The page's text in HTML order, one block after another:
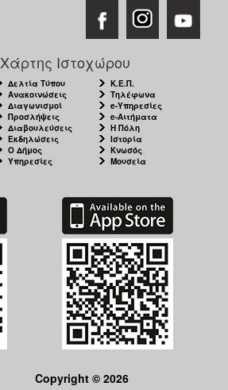
Χάρτης Ιστοχώρου
Δελτία Τύπου
Ανακοινώσεις
Διαγωνισμοί
Προσλήψεις
Διαβουλεύσεις
Εκδηλώσεις
Ο Δήμος
Υπηρεσίες
Κ.Ε.Π.
Τηλέφωνα
e-Υπηρεσίες
e-Αιτήματα
Η Πόλη
Ιστορία
Κνωσός
Μουσεία
Copyright © 2026